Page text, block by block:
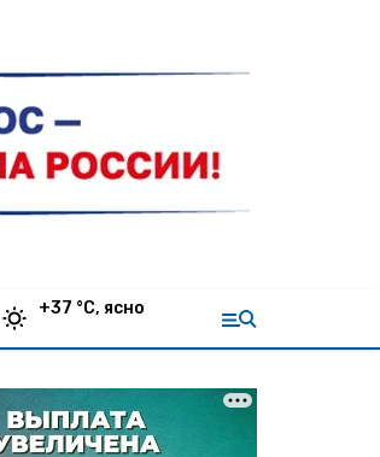
+37 °С, ясно